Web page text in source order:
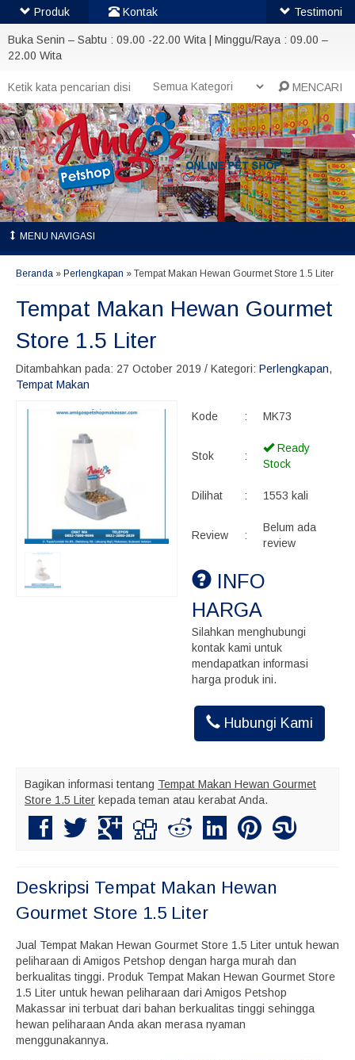
Buka Senin – Sabtu : 09.00 -22.00 Wita | Minggu/Raya : 09.00 –
22.00 Wita
MENCARI
MENU NAVIGASI
Beranda » Perlengkapan » Tempat Makan Hewan Gourmet Store 1.5 Liter
Tempat Makan Hewan Gourmet
Store 1.5 Liter
Ditambahkan pada: 27 October 2019 / Kategori: Perlengkapan,
Tempat Makan
Kode : MK73
Stok :
Ready
Stock
Dilihat : 1553 kali
Review :
Belum ada
review
INFO
HARGA
Silahkan menghubungi
kontak kami untuk
mendapatkan informasi
harga produk ini.
Hubungi Kami
Bagikan informasi tentang Tempat Makan Hewan Gourmet
Store 1.5 Liter kepada teman atau kerabat Anda.
Deskripsi Tempat Makan Hewan
Gourmet Store 1.5 Liter
Jual Tempat Makan Hewan Gourmet Store 1.5 Liter untuk hewan
peliharaan di Amigos Petshop dengan harga murah dan
berkualitas tinggi. Produk Tempat Makan Hewan Gourmet Store
1.5 Liter untuk hewan peliharaan dari Amigos Petshop
Makassar ini terbuat dari bahan berkualitas tinggi sehingga
hewan peliharaan Anda akan merasa nyaman
menggunakannya.
Produk Kontak Testimoni